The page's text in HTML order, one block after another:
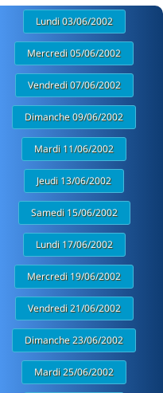
Lundi 03/06/2002
Mercredi 05/06/2002
Vendredi 07/06/2002
Dimanche 09/06/2002
Mardi 11/06/2002
Jeudi 13/06/2002
Samedi 15/06/2002
Lundi 17/06/2002
Mercredi 19/06/2002
Vendredi 21/06/2002
Dimanche 23/06/2002
Mardi 25/06/2002